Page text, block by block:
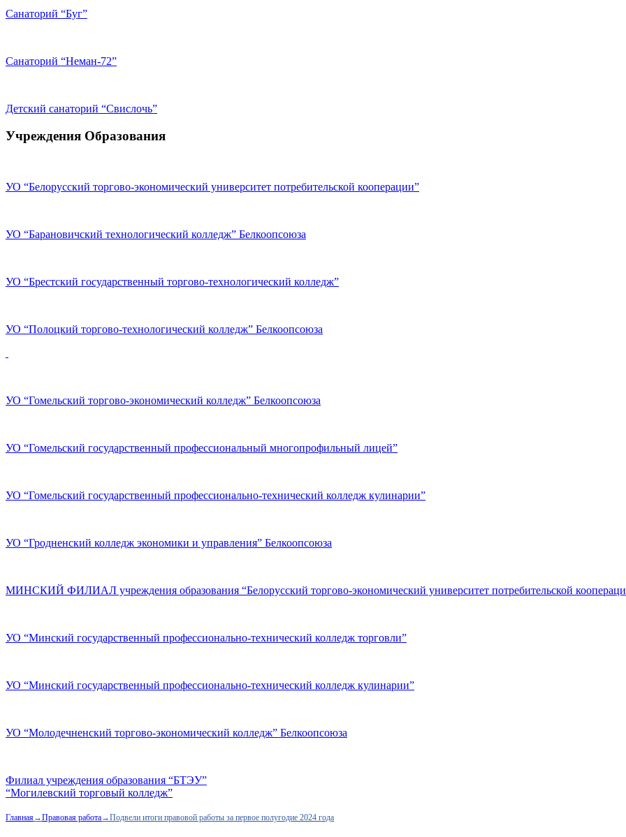
Санаторий “Буг”
Санаторий “Неман-72”
Детский санаторий “Свислочь”
Учреждения Образования
УО “Белорусский торгово-экономический университет потребительской кооперации”
УО “Барановичский технологический колледж” Белкоопсоюза
УО “Брестский государственный торгово-технологический колледж”
УО “Полоцкий торгово-технологический колледж” Белкоопсоюза
УО “Гомельский торгово-экономический колледж” Белкоопсоюза
УО “Гомельский государственный профессиональный многопрофильный лицей”
УО “Гомельский государственный профессионально-технический колледж кулинарии”
УО “Гродненский колледж экономики и управления” Белкоопсоюза
МИНСКИЙ ФИЛИАЛ учреждения образования “Белорусский торгово-экономический университет потребительской
УО “Минский государственный профессионально-технический колледж торговли”
УО “Минский государственный профессионально-технический колледж кулинарии”
УО “Молодечненский торгово-экономический колледж” Белкоопсоюза
Филиал учреждения образования “БТЭУ”
“Могилевский торговый колледж”
Главная→Правовая работа→Подвели итоги правовой работы за первое полугодие 2024 года